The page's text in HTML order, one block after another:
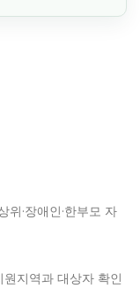
·장애인·한부모 자
지역과 대상자 확인